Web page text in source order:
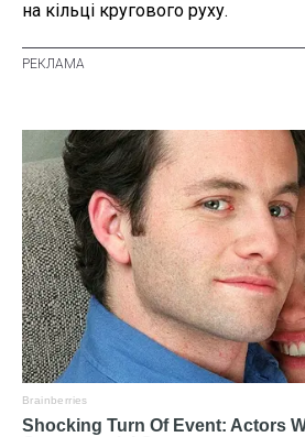
на кільці кругового руху.